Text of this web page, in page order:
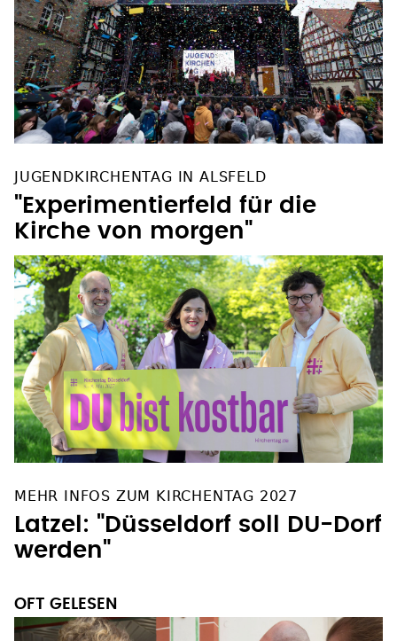
JUGENDKIRCHENTAG IN ALSFELD
"Experimentierfeld für die
Kirche von morgen"
MEHR INFOS ZUM KIRCHENTAG 2027
Latzel: "Düsseldorf soll DU-Dorf
werden"
OFT GELESEN